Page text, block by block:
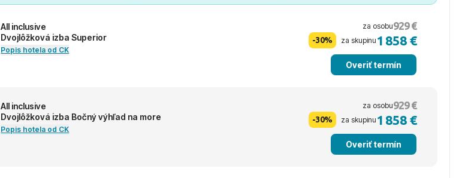
All inclusive
Dvojlôžková izba Superior
Popis hotela od CK
za osobu929 €
-30% za skupinu 1 858 €
Overiť termín
All inclusive
Dvojlôžková izba Bočný výhľad na more
Popis hotela od CK
za osobu929 €
-30% za skupinu 1 858 €
Overiť termín